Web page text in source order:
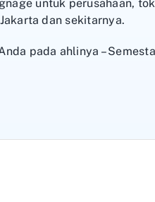
untuk perusahaan,
dan sekitarnya.
pada ahlinya –